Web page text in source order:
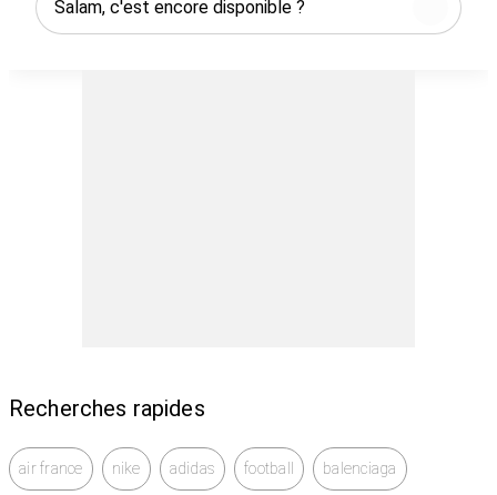
Recherches rapides
air france nike adidas football balenciaga